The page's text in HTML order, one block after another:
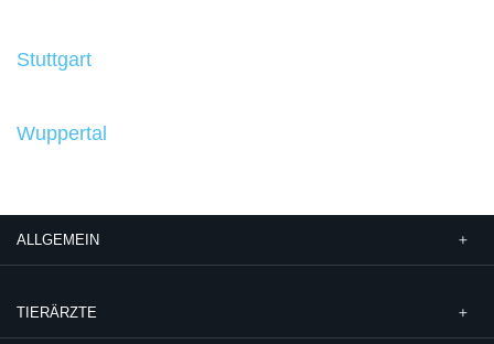
Stuttgart
Wuppertal
ALLGEMEIN
TIERÄRZTE